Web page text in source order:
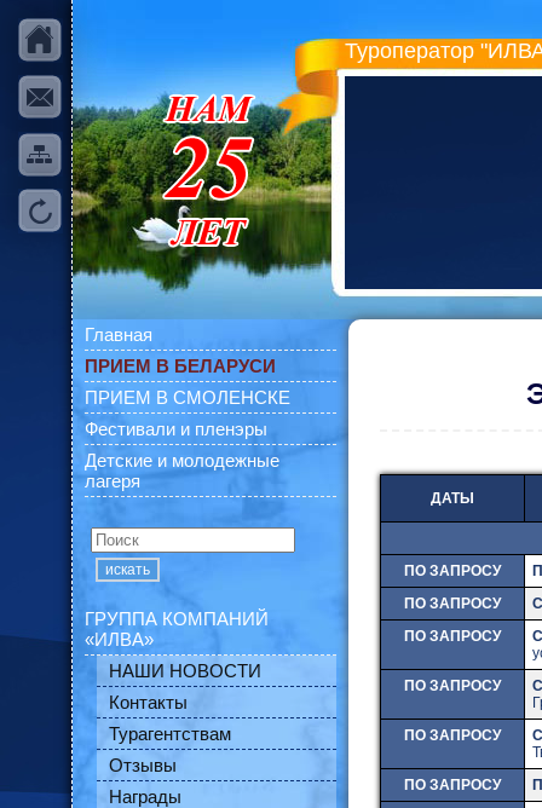
Туроператор
Главная
ПРИЕМ В БЕЛАРУСИ
ПРИЕМ В СМОЛЕНСКЕ
Фестивали и пленэры
Детские и молодежные
лагеря
искать
ГРУППА КОМПАНИЙ
«ИЛВА»
НАШИ НОВОСТИ
Контакты
Турагентствам
Отзывы
Награды
ДАТЫ
ПО ЗАПРОСУ
ПО ЗАПРОСУ
ПО ЗАПРОСУ
ПО ЗАПРОСУ
ПО ЗАПРОСУ
ПО ЗАПРОСУ